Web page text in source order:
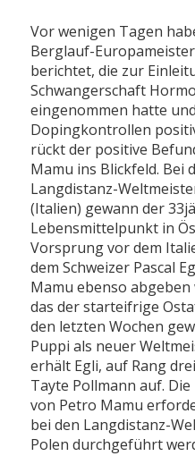
Vor wenigen Tagen
Berglauf-
berichtet, die zur
Schwangerschaft
eingenommen hatte
Dopingkontrollen
rückt der positive
Mamu ins Blickfeld. Bei
Langdistanz-
(Italien) gewann der
Lebensmittelpunkt in
Vorsprung vor dem
dem Schweizer Pascal
Mamu ebenso abgeben
das der starteifrige
den letzten Wochen
Puppi als neuer
erhält Egli, auf Rang
Tayte Pollmann auf.
von Petro Mamu
bei den Langdistanz-
Polen durchgeführt